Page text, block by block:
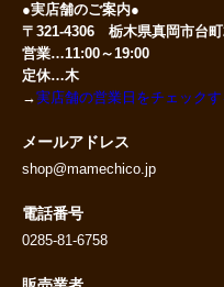
●実店舗のご案内●
〒321-4306 栃木県真岡市台町
営業…11:00～19:00
定休…木
→実店舗の営業日をチェックす
メールアドレス
shop@mamechico.jp
電話番号
0285-81-6758